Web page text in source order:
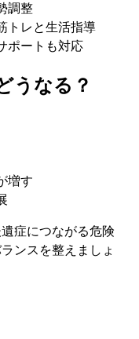
調整
トレと生活指導
ポートも対応
うなる？
増す
症につながる危険
ンスを整えましょ